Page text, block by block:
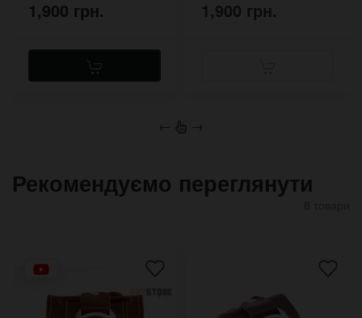
1,900 грн. 1,900 грн.
← →
Рекомендуємо переглянути